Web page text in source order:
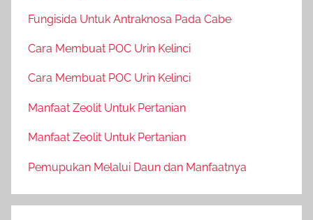
Fungisida Untuk Antraknosa Pada Cabe
Cara Membuat POC Urin Kelinci
Cara Membuat POC Urin Kelinci
Manfaat Zeolit Untuk Pertanian
Manfaat Zeolit Untuk Pertanian
Pemupukan Melalui Daun dan Manfaatnya